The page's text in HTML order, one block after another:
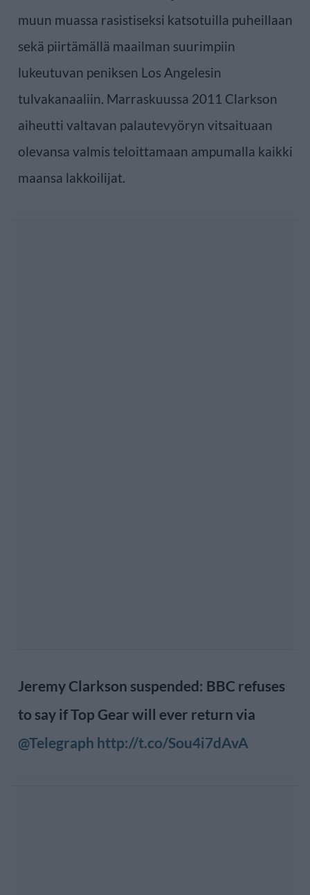
muun muassa rasistiseksi katsotuilla puheillaan
sekä piirtämällä maailman suurimpiin
lukeutuvan peniksen Los Angelesin
tulvakanaaliin. Marraskuussa 2011 Clarkson
aiheutti valtavan palautevyöryn vitsaituaan
olevansa valmis teloittamaan ampumalla kaikki
maansa lakkoilijat.
Jeremy Clarkson suspended: BBC refuses
to say if Top Gear will ever return via
@Telegraph http://t.co/Sou4i7dAvA